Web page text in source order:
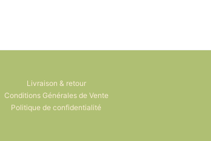
Livraison & retour
Conditions Générales de Vente
Politique de confidentialité